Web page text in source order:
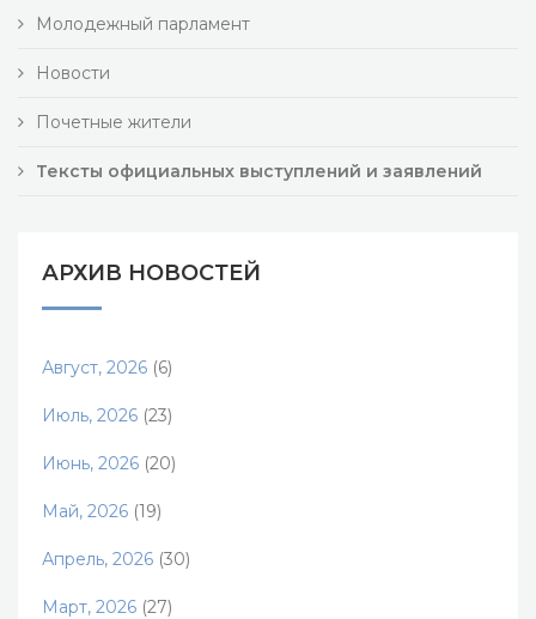
Молодежный парламент
Новости
Почетные жители
Тексты официальных выступлений и заявлений
АРХИВ НОВОСТЕЙ
Август, 2026 (6)
Июль, 2026 (23)
Июнь, 2026 (20)
Май, 2026 (19)
Апрель, 2026 (30)
Март, 2026 (27)